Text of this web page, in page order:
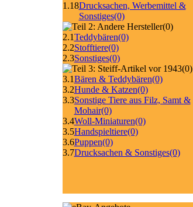
1.18Drucksachen, Werbemittel &
Sonstiges(0)
(0)
2.1Teddybären(0)
2.2Stofftiere(0)
2.3Sonstiges(0)
(0)
3.1Bären & Teddybären(0)
3.2Hunde & Katzen(0)
3.3Sonstige Tiere aus Filz, Samt &
Mohair(0)
3.4Woll-Miniaturen(0)
3.5Handspieltiere(0)
3.6Puppen(0)
3.7Drucksachen & Sonstiges(0)